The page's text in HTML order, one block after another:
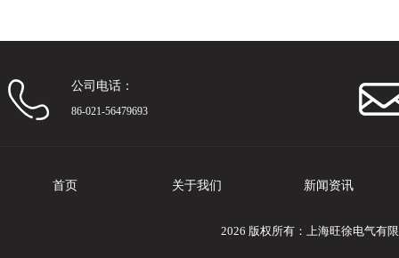
公司电话：
86-021-56479693
首页 关于我们 新闻资讯
2026 版权所有：上海旺徐电气有